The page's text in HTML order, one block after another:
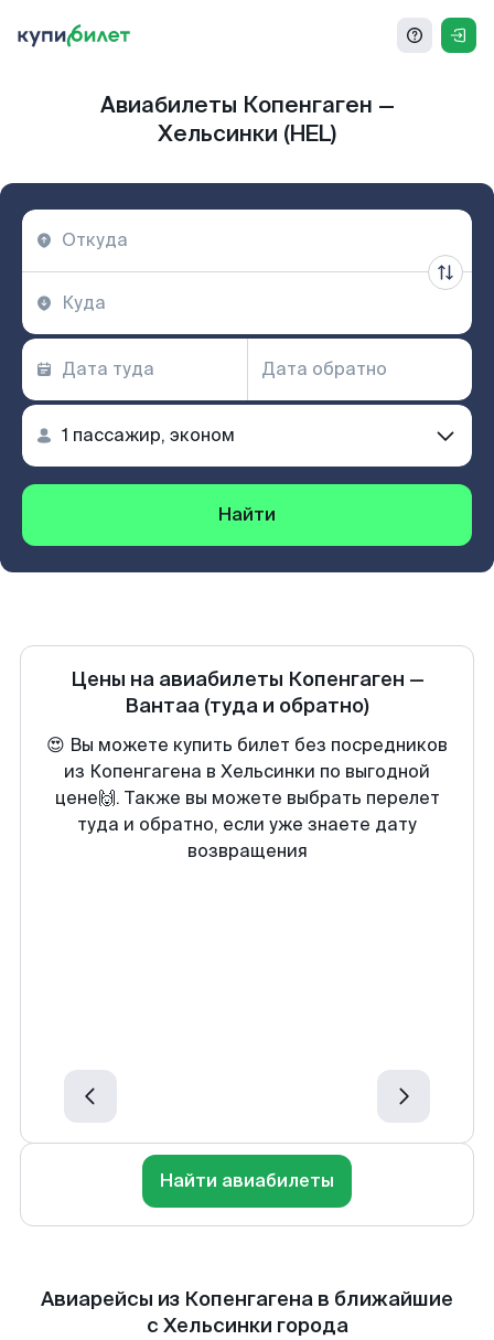
Авиабилеты Копенгаген —
Хельсинки (HEL)
Найти
Цены на авиабилеты Копенгаген —
Вантаа (туда и обратно)
😍 Вы можете купить билет без посредников
из Копенгагена в Хельсинки по выгодной
цене🙌. Также вы можете выбрать перелет
туда и обратно, если уже знаете дату
возвращения
Найти авиабилеты
Авиарейсы из Копенгагена в ближайшие
с Хельсинки города